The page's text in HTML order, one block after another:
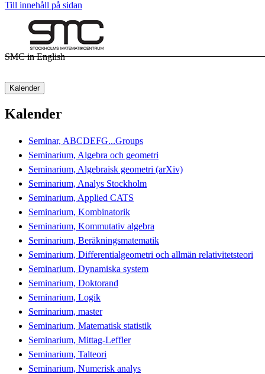
Till innehåll på sidan
SMC in English
Kalender
Kalender
Seminar, ABCDEFG...Groups
Seminarium, Algebra och geometri
Seminarium, Algebraisk geometri (arXiv)
Seminarium, Analys Stockholm
Seminarium, Applied CATS
Seminarium, Kombinatorik
Seminarium, Kommutativ algebra
Seminarium, Beräkningsmatematik
Seminarium, Differentialgeometri och allmän relativitetsteori
Seminarium, Dynamiska system
Seminarium, Doktorand
Seminarium, Logik
Seminarium, master
Seminarium, Matematisk statistik
Seminarium, Mittag-Leffler
Seminarium, Talteori
Seminarium, Numerisk analys